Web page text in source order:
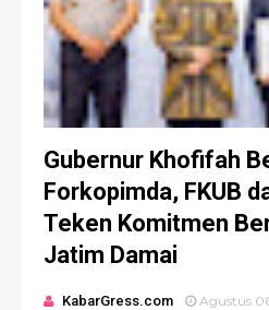
Gubernur Khofifah
Forkopimda, FKUB
Teken Komitmen
Jatim Damai
KabarGress.com Agustus